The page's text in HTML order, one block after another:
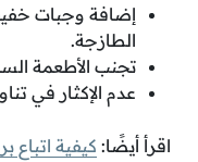
إضافة وجبات
الطازجة.
تجنب الأطعمة
عدم الإكثار في
اقرأ أيضًا: كيفية